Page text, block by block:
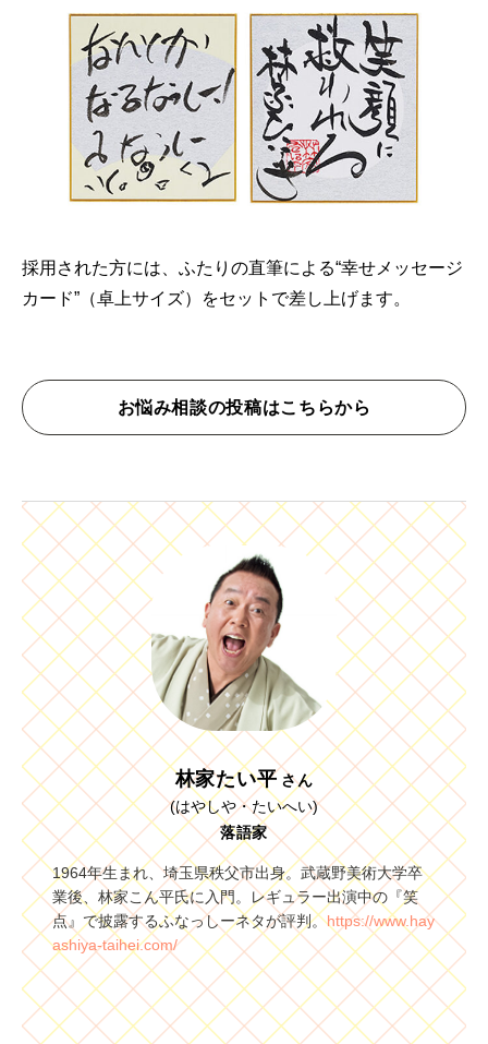
採用された方には、ふたりの直筆による“幸せメッセージ
カード”（卓上サイズ）をセットで差し上げます。
お悩み相談の投稿はこちらから
林家たい平 さん
(はやしや・たいへい)
落語家
1964年生まれ、埼玉県秩父市出身。武蔵野美術大学卒
業後、林家こん平氏に入門。レギュラー出演中の『笑
点』で披露するふなっしーネタが評判。https://www.hay
ashiya-taihei.com/